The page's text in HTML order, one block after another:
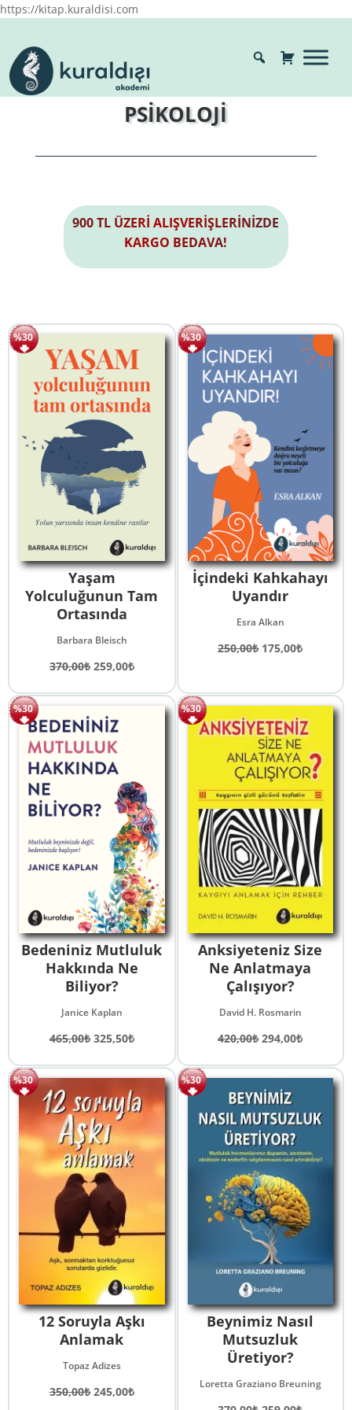
https://kitap.kuraldisi.com
PSİKOLOJİ
900 TL ÜZERİ ALIŞVERİŞLERİNİZDE
KARGO BEDAVA!
Yaşam
Yolculuğunun Tam
Ortasında
Barbara Bleisch
370,00₺ Orijinal
370,00₺.
259,00₺Şu
fiyat:
%30
İçindeki Kahkahayı
Uyandır
Esra Alkan
250,00₺ Orijinal
175,00₺Şu
175,00₺.
%30
Bedeniniz Mutluluk
Hakkında Ne
Biliyor?
Janice Kaplan
465,00₺ Orijinal
465,00₺.
325,50₺Şu
fiyat:
325,50₺.
%30
Anksiyeteniz Size
Ne Anlatmaya
Çalışıyor?
David H. Rosmarin
420,00₺Orijinal
420,00₺.
294,00₺Şu
fiyat:
%30
12 Soruyla Aşkı
Anlamak
Topaz Adizes
350,00₺ Orijinal
245,00₺Şu
%30
Beynimiz Nasıl
Mutsuzluk
Üretiyor?
Loretta Graziano Breuning
%30